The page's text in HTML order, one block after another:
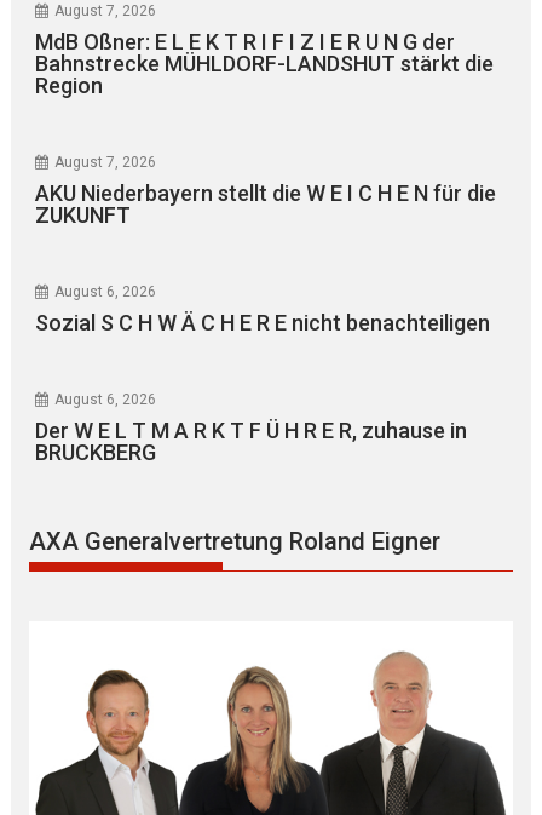
August 7, 2026
MdB Oßner: E L E K T R I F I Z I E R U N G der
Bahnstrecke MÜHLDORF-LANDSHUT stärkt die
Region
August 7, 2026
AKU Niederbayern stellt die W E I C H E N für die
ZUKUNFT
August 6, 2026
Sozial S C H W Ä C H E R E nicht benachteiligen
August 6, 2026
Der W E L T M A R K T F Ü H R E R, zuhause in
BRUCKBERG
AXA Generalvertretung Roland Eigner